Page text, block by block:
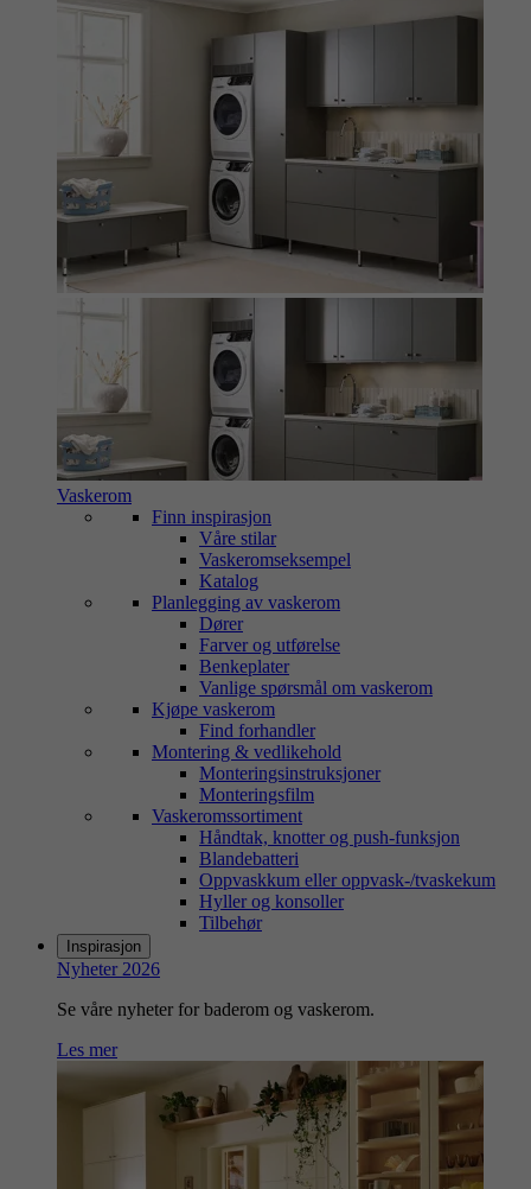
Vaskerom
Finn inspirasjon
Våre stilar
Vaskeromseksempel
Katalog
Planlegging av vaskerom
Dører
Farver og utførelse
Benkeplater
Vanlige spørsmål om vaskerom
Kjøpe vaskerom
Find forhandler
Montering & vedlikehold
Monteringsinstruksjoner
Monteringsfilm
Vaskeromssortiment
Håndtak, knotter og push-funksjon
Blandebatteri
Oppvaskkum eller oppvask-/tvaskekum
Hyller og konsoller
Tilbehør
Inspirasjon
Nyheter 2026
Se våre nyheter for baderom og vaskerom.
Les mer